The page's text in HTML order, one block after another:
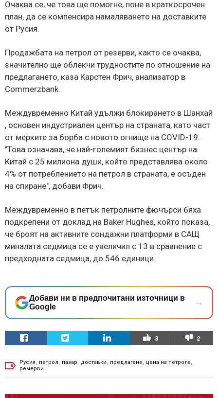
Очаква се, че това ще помогне, поне в краткосрочен
план, да се компенсира намаляването на доставките
от Русия.
Продажбата на петрол от резерви, както се очаква,
значително ще облекчи трудностите по отношение на
предлагането, каза Карстен Фрич, анализатор в
Commerzbank.
Междувременно Китай удължи блокирането в Шанхай
, основен индустриален център на страната, като част
от мерките за борба с новото огнище на COVID-19.
"Това означава, че най-големият бизнес център на
Китай с 25 милиона души, който представлява около
4% от потреблението на петрол в страната, е осъден
на спиране", добави Фрич.
Междувременно в петък петролните фючърси бяха
подкрепени от доклад на Baker Hughes, който показа,
че броят на активните сондажни платформи в САЩ
миналата седмица се е увеличил с 13 в сравнение с
предходната седмица, до 546 единици.
Добави ни в предпочитани източници в
Google
→
3 2
Русия петрол пазар доставки предлагане цена на петрола
ремерви